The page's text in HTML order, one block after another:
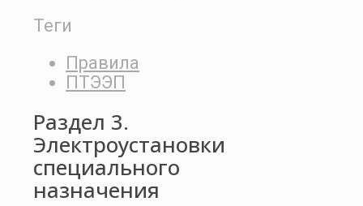
Теги
Правила
ПТЭЭП
Раздел 3.
Электроустановки
специального
назначения